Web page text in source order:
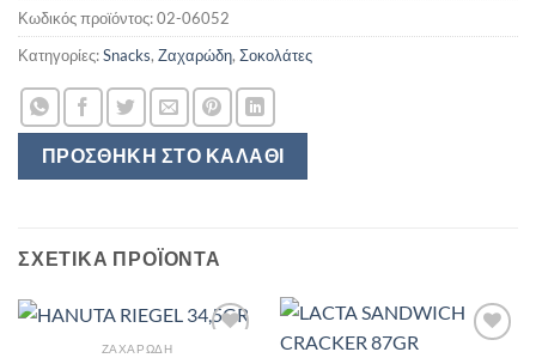
ΠΡΟΣΘΉΚΗ ΣΤΟ ΚΑΛΆΘΙ
Κωδικός προϊόντος:02-06052
Κατηγορίες:Snacks, Ζαχαρώδη, Σοκολάτες
ΣΧΕΤΙΚΆ ΠΡΟΪΌΝΤΑ
ΖΑΧΑΡΏΔΗ